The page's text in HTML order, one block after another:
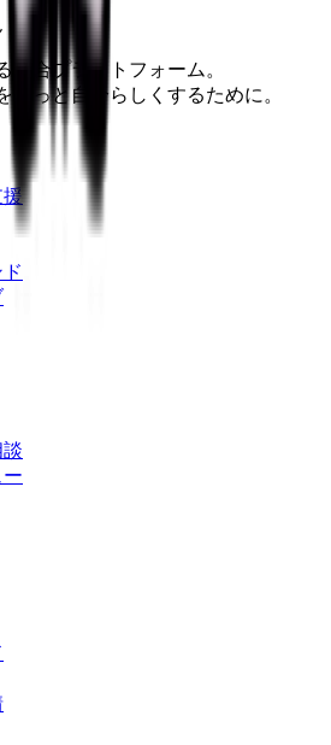
総合プラットフォーム。
もっと自分らしくするために。
援